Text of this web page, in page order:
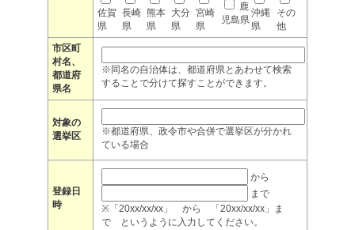
佐賀
県
長崎
県
熊本
県
大分
県
宮崎
県
鹿
児島県
沖縄
県
その
他
市区町
村名、
都道府
県名
※同名の自治体は、都道府県とあわせて検索
することで分けて探すことができます。
対象の
選挙区
※都道府県、政令市や合併で選挙区が分かれ
ている場合
登録日
時
から
まで
※「20xx/xx/xx」 から 「20xx/xx/xx」ま
で というように入力してください。